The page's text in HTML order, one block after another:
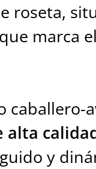
roseta,
marca
caballero-
alta
y